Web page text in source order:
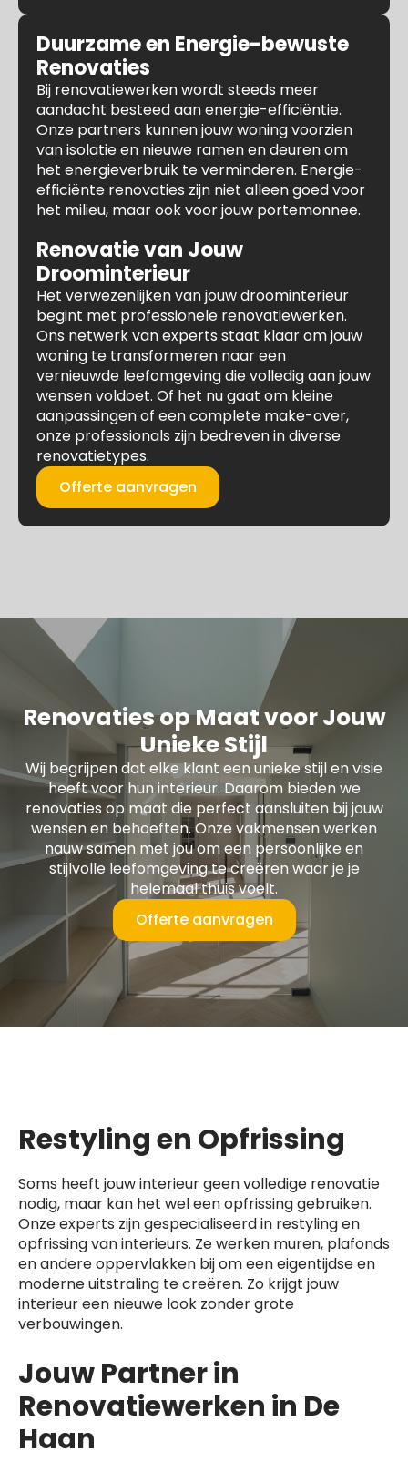
Duurzame en Energie-bewuste
Renovaties
Bij renovatiewerken wordt steeds meer
aandacht besteed aan energie-efficiëntie.
Onze partners kunnen jouw woning voorzien
van isolatie en nieuwe ramen en deuren om
het energieverbruik te verminderen. Energie-
efficiënte renovaties zijn niet alleen goed voor
het milieu, maar ook voor jouw portemonnee.
Renovatie van Jouw
Droominterieur
Het verwezenlijken van jouw droominterieur
begint met professionele renovatiewerken.
Ons netwerk van experts staat klaar om jouw
woning te transformeren naar een
vernieuwde leefomgeving die volledig aan jouw
wensen voldoet. Of het nu gaat om kleine
aanpassingen of een complete make-over,
onze professionals zijn bedreven in diverse
renovatietypes.
Offerte aanvragen
Renovaties op Maat voor Jouw
Unieke Stijl
Wij begrijpen dat elke klant een unieke stijl en visie
heeft voor hun interieur. Daarom bieden we
renovaties op maat die perfect aansluiten bij jouw
wensen en behoeften. Onze vakmensen werken
nauw samen met jou om een persoonlijke en
stijlvolle leefomgeving te creëren waar je je
helemaal thuis voelt.
Offerte aanvragen
Restyling en Opfrissing
Soms heeft jouw interieur geen volledige renovatie
nodig, maar kan het wel een opfrissing gebruiken.
Onze experts zijn gespecialiseerd in restyling en
opfrissing van interieurs. Ze werken muren, plafonds
en andere oppervlakken bij om een eigentijdse en
moderne uitstraling te creëren. Zo krijgt jouw
interieur een nieuwe look zonder grote
verbouwingen.
Jouw Partner in
Renovatiewerken in De
Haan